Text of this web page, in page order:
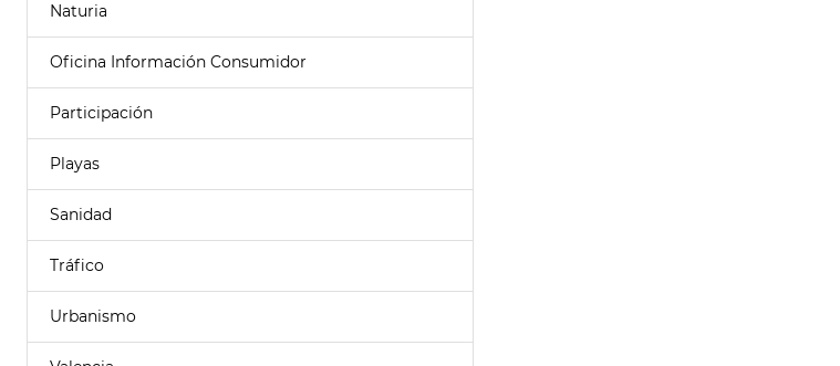
Naturia
Oficina Información Consumidor
Participación
Playas
Sanidad
Tráfico
Urbanismo